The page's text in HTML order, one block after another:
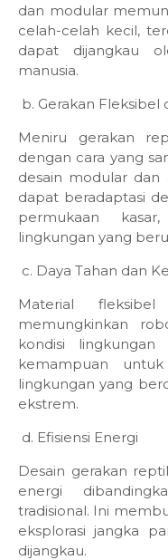
dan modular
celah-celah kecil,
dapat dijangkau
manusia.
b. Gerakan Fleksibel
Meniru gerakan
dengan cara yang
desain modular
dapat beradaptasi
permukaan
lingkungan yang
c. Daya Tahan dan
Material
memungkinkan
kondisi
kemampuan
lingkungan yang
ekstrem.
d. Efisiensi Energi
Desain gerakan
energi
tradisional. Ini
eksplorasi jangka
dijangkau.